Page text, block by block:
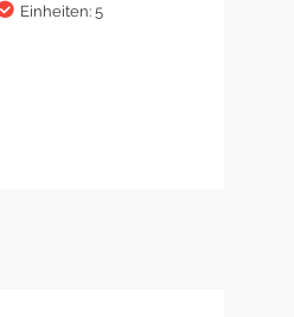
Einheiten: 5